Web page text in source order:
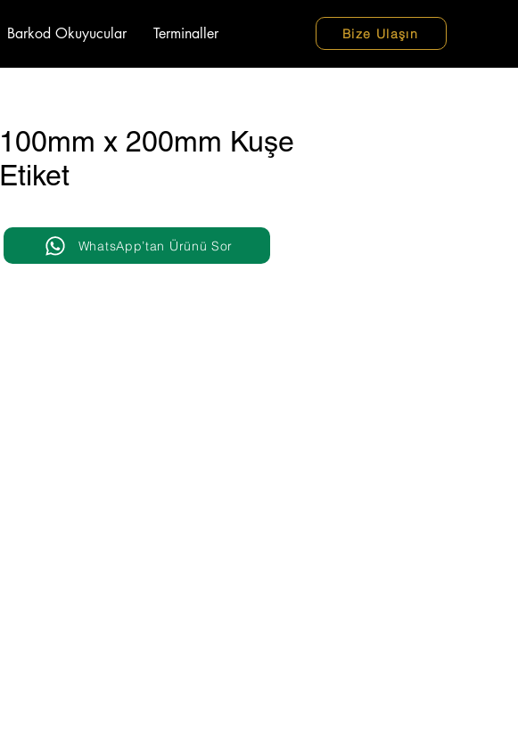
Barkod Okuyucular Terminaller Bize Ulaşın
100mm x 200mm Kuşe
Etiket
WhatsApp’tan Ürünü Sor